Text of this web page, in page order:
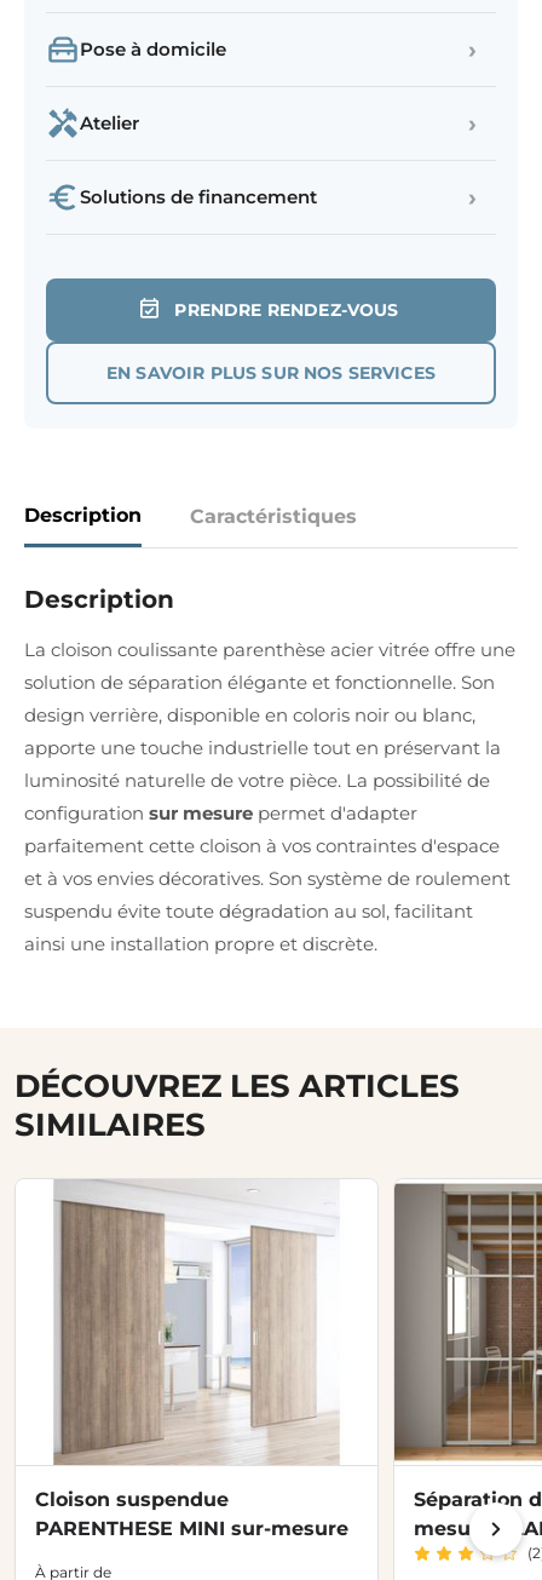
Pose à domicile ›
Atelier ›
Solutions de financement ›
PRENDRE RENDEZ-VOUS
EN SAVOIR PLUS SUR NOS SERVICES
Description Caractéristiques
Description
La cloison coulissante parenthèse acier vitrée offre une
solution de séparation élégante et fonctionnelle. Son
design verrière, disponible en coloris noir ou blanc,
apporte une touche industrielle tout en préservant la
luminosité naturelle de votre pièce. La possibilité de
configuration sur mesure permet d'adapter
parfaitement cette cloison à vos contraintes d'espace
et à vos envies décoratives. Son système de roulement
suspendu évite toute dégradation au sol, facilitant
ainsi une installation propre et discrète.
DÉCOUVREZ LES ARTICLES
SIMILAIRES
Cloison suspendue
PARENTHESE MINI sur-mesure
À partir de
Séparation
mesure